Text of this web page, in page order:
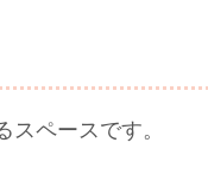
ペースです。